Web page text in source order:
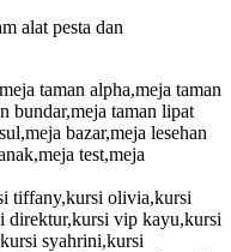
alat pesta dan
taman alpha,meja taman
bundar,meja taman lipat
bazar,meja lesehan
test,meja
tiffany,kursi olivia,kursi
direktur,kursi vip kayu,kursi
syahrini,kursi